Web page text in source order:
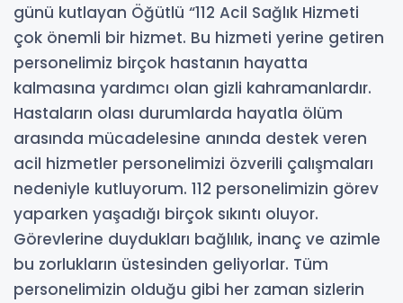
günü kutlayan Öğütlü “112 Acil Sağlık Hizmeti
çok önemli bir hizmet. Bu hizmeti yerine getiren
personelimiz birçok hastanın hayatta
kalmasına yardımcı olan gizli kahramanlardır.
Hastaların olası durumlarda hayatla ölüm
arasında mücadelesine anında destek veren
acil hizmetler personelimizi özverili çalışmaları
nedeniyle kutluyorum. 112 personelimizin görev
yaparken yaşadığı birçok sıkıntı oluyor.
Görevlerine duydukları bağlılık, inanç ve azimle
bu zorlukların üstesinden geliyorlar. Tüm
personelimizin olduğu gibi her zaman sizlerin